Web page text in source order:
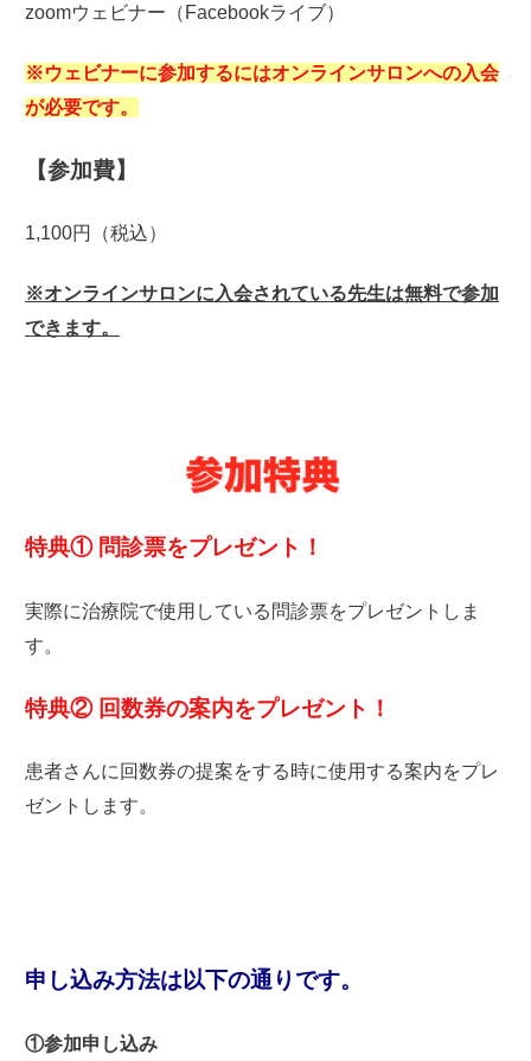
zoomウェビナー（Facebookライブ）
※ウェビナーに参加するにはオンラインサロンへの入会
が必要です。
【参加費】
1,100円（税込）
※オンラインサロンに入会されている先生は無料で参加
できます。
特典① 問診票をプレゼント！
実際に治療院で使用している問診票をプレゼントしま
す。
特典② 回数券の案内をプレゼント！
患者さんに回数券の提案をする時に使用する案内をプレ
ゼントします。
申し込み方法は以下の通りです。
①参加申し込み